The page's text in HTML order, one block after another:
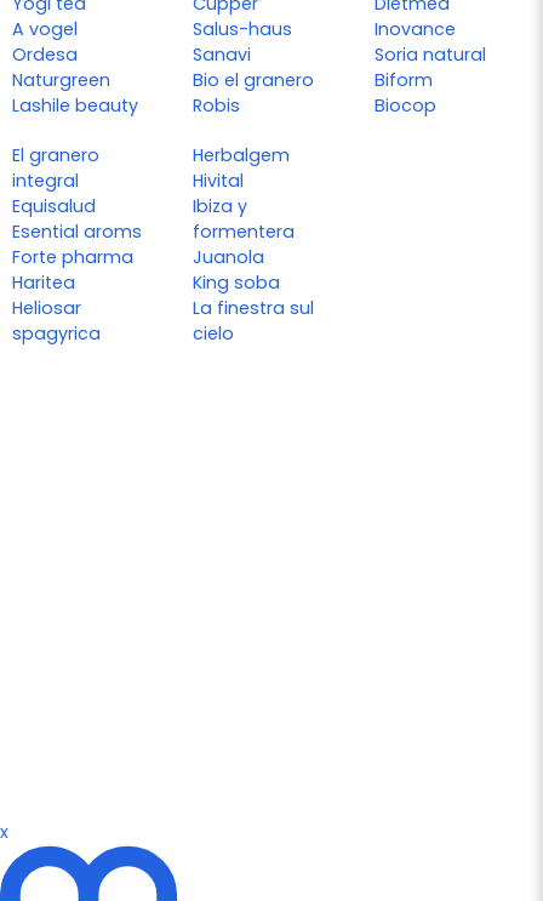
A vogel
Ordesa
Naturgreen
Lashile beauty
Salus-haus
Sanavi
Bio el granero
Robis
Inovance
Soria natural
Biform
Biocop
El granero
integral
Equisalud
Esential aroms
Forte pharma
Haritea
Heliosar
spagyrica
Herbalgem
Hivital
Ibiza y
formentera
Juanola
King soba
La finestra sul
cielo
x